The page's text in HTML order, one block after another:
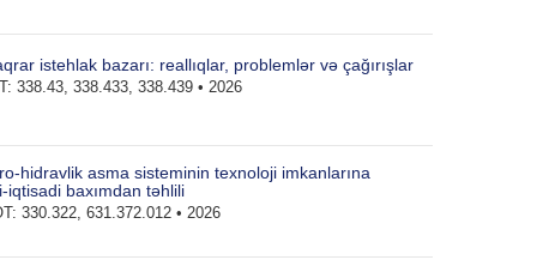
istehlak bazarı: reallıqlar, problemlər və çağırışlar
338.43, 338.433, 338.439 • 2026
hidravlik asma sisteminin texnoloji imkanlarına
iqtisadi baxımdan təhlili
330.322, 631.372.012 • 2026